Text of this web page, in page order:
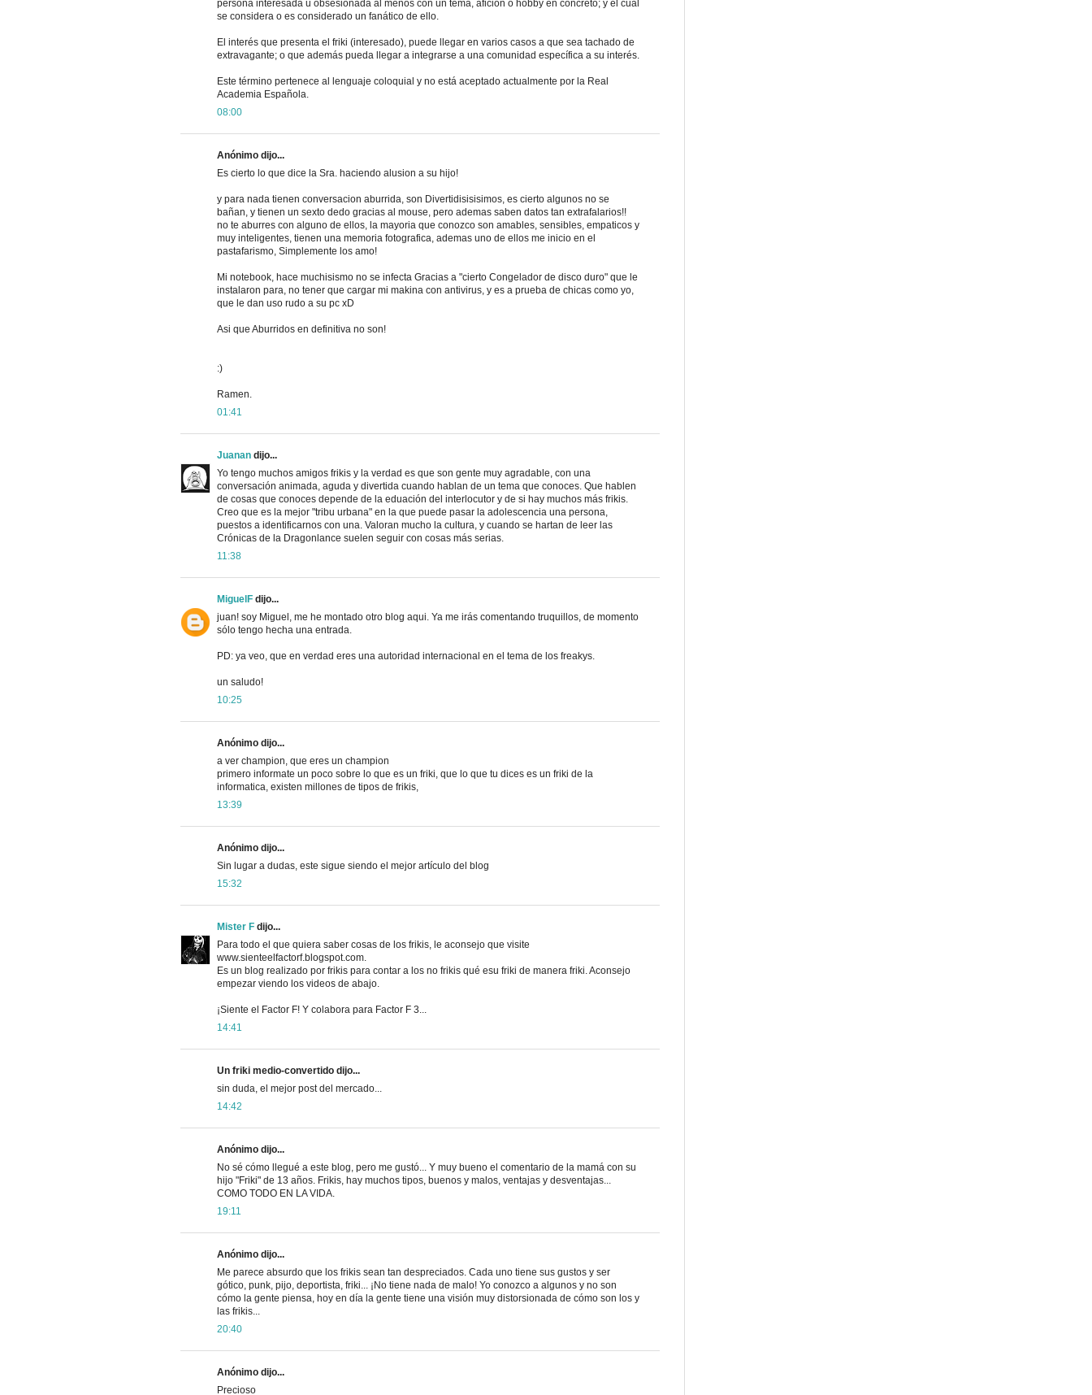
persona interesada u obsesionada al menos con un tema, afición o hobby en concreto; y el cual
se considera o es considerado un fanático de ello.
El interés que presenta el friki (interesado), puede llegar en varios casos a que sea tachado de
extravagante; o que además pueda llegar a integrarse a una comunidad específica a su interés.
Este término pertenece al lenguaje coloquial y no está aceptado actualmente por la Real
Academia Española.
08:00
Anónimo dijo...
Es cierto lo que dice la Sra. haciendo alusion a su hijo!
y para nada tienen conversacion aburrida, son Divertidisisisimos, es cierto algunos no se
bañan, y tienen un sexto dedo gracias al mouse, pero ademas saben datos tan extrafalarios!!
no te aburres con alguno de ellos, la mayoria que conozco son amables, sensibles, empaticos y
muy inteligentes, tienen una memoria fotografica, ademas uno de ellos me inicio en el
pastafarismo, Simplemente los amo!
Mi notebook, hace muchisismo no se infecta Gracias a "cierto Congelador de disco duro" que le
instalaron para, no tener que cargar mi makina con antivirus, y es a prueba de chicas como yo,
que le dan uso rudo a su pc xD
Asi que Aburridos en definitiva no son!
:)
Ramen.
01:41
Juanan dijo...
Yo tengo muchos amigos frikis y la verdad es que son gente muy agradable, con una
conversación animada, aguda y divertida cuando hablan de un tema que conoces. Que hablen
de cosas que conoces depende de la eduación del interlocutor y de si hay muchos más frikis.
Creo que es la mejor "tribu urbana" en la que puede pasar la adolescencia una persona,
puestos a identificarnos con una. Valoran mucho la cultura, y cuando se hartan de leer las
Crónicas de la Dragonlance suelen seguir con cosas más serias.
11:38
MiguelF dijo...
juan! soy Miguel, me he montado otro blog aqui. Ya me irás comentando truquillos, de momento
sólo tengo hecha una entrada.
PD: ya veo, que en verdad eres una autoridad internacional en el tema de los freakys.
un saludo!
10:25
Anónimo dijo...
a ver champion, que eres un champion
primero informate un poco sobre lo que es un friki, que lo que tu dices es un friki de la
informatica, existen millones de tipos de frikis,
13:39
Anónimo dijo...
Sin lugar a dudas, este sigue siendo el mejor artículo del blog
15:32
Mister F dijo...
Para todo el que quiera saber cosas de los frikis, le aconsejo que visite
www.sienteelfactorf.blogspot.com.
Es un blog realizado por frikis para contar a los no frikis qué esu friki de manera friki. Aconsejo
empezar viendo los videos de abajo.
¡Siente el Factor F! Y colabora para Factor F 3...
14:41
Un friki medio-convertido dijo...
sin duda, el mejor post del mercado...
14:42
Anónimo dijo...
No sé cómo llegué a este blog, pero me gustó... Y muy bueno el comentario de la mamá con su
hijo "Friki" de 13 años. Frikis, hay muchos tipos, buenos y malos, ventajas y desventajas...
COMO TODO EN LA VIDA.
19:11
Anónimo dijo...
Me parece absurdo que los frikis sean tan despreciados. Cada uno tiene sus gustos y ser
gótico, punk, pijo, deportista, friki... ¡No tiene nada de malo! Yo conozco a algunos y no son
cómo la gente piensa, hoy en día la gente tiene una visión muy distorsionada de cómo son los y
las frikis...
20:40
Anónimo dijo...
Precioso